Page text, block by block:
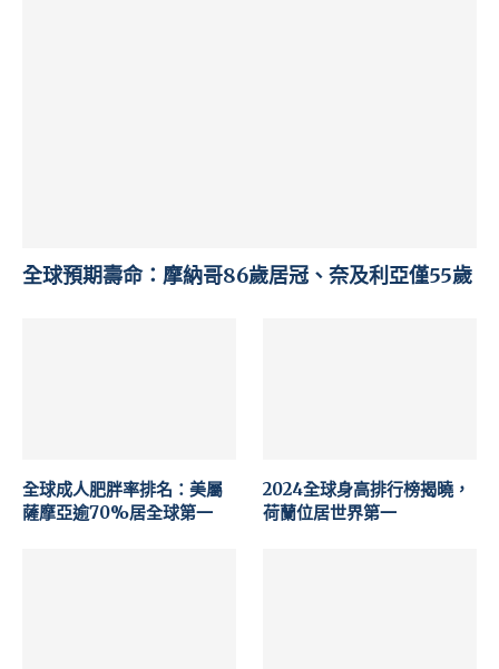
全球預期壽命：摩納哥86歲居冠、奈及利亞僅55歲
全球成人肥胖率排名：美屬
薩摩亞逾70%居全球第一
2024全球身高排行榜揭曉，
荷蘭位居世界第一